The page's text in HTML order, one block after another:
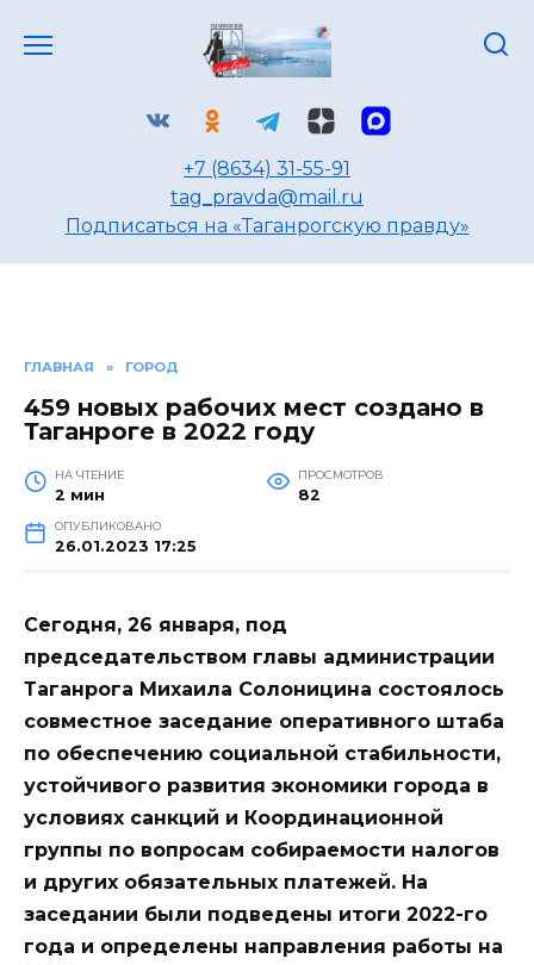
+7 (8634) 31-55-91
tag_pravda@mail.ru
Подписаться на «Таганрогскую правду»
ГЛАВНАЯ » ГОРОД
459 новых рабочих мест создано в
Таганроге в 2022 году
НА ЧТЕНИЕ
2 мин
ПРОСМОТРОВ
82
ОПУБЛИКОВАНО
26.01.2023 17:25
Сегодня, 26 января, под
председательством главы администрации
Таганрога Михаила Солоницина состоялось
совместное заседание оперативного штаба
по обеспечению социальной стабильности,
устойчивого развития экономики города в
условиях санкций и Координационной
группы по вопросам собираемости налогов
и других обязательных платежей. На
заседании были подведены итоги 2022-го
года и определены направления работы на